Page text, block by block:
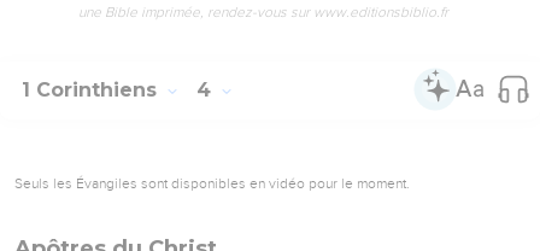
une Bible imprimée, rendez-vous sur www.editionsbiblio.fr
1 Corinthiens 4
Seuls les Évangiles sont disponibles en vidéo pour le moment.